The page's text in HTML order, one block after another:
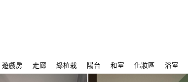
遊戲房 走廊 綠植栽 陽台 和室 化妝區 浴室